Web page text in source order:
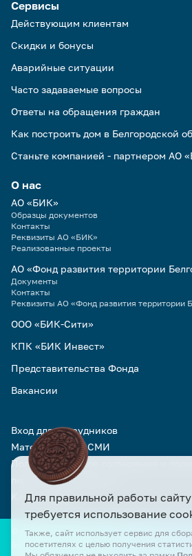
Сервисы
Действующим клиентам
Скидки и бонусы
Аварийные ситуации
Часто задаваемые вопросы
Ответы на обращения граждан
Как построить дом в Белгородской
Станьте компанией - партнером АО
О нас
АО «БИК»
Образцы документов
Контакты
Реквизиты АО «БИК»
Реализованные проекты
АО «Фонд развития территории
Документы
Контакты
Реквизиты АО «Фонд развития территории
ООО «БИК-Сити»
КПК «БИК Инвест»
Представительства Фонда
Вакансии
Вход для сотрудников
Материалы для СМИ
Пользовательское соглашение и
персональных данных
Карта сайта
© Официальный сайт АО «БИК» и АО «Фонд
Белгородской области». Все права
Для правильной работы
требуется использование
Также, сайт использует сервис для
посетителях с целью получения